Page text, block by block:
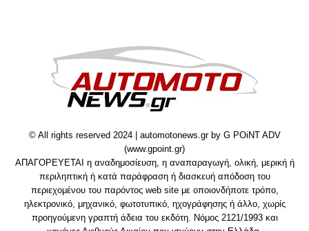
© All rights reserved 2024 | automotonews.gr by G POiNT ADV
(www.gpoint.gr)
ΑΠΑΓΟΡΕΥΕΤΑΙ η αναδημοσίευση, η αναπαραγωγή, ολική, μερική ή
περιληπτική ή κατά παράφραση ή διασκευή απόδοση του
περιεχομένου του παρόντος web site με οποιονδήποτε τρόπο,
ηλεκτρονικό, μηχανικό, φωτοτυπικό, ηχογράφησης ή άλλο, χωρίς
προηγούμενη γραπτή άδεια του εκδότη. Νόμος 2121/1993 και